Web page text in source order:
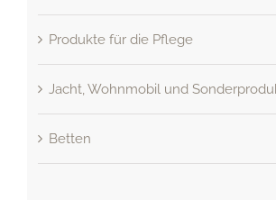
Produkte für die Pflege
Jacht, Wohnmobil und
Betten